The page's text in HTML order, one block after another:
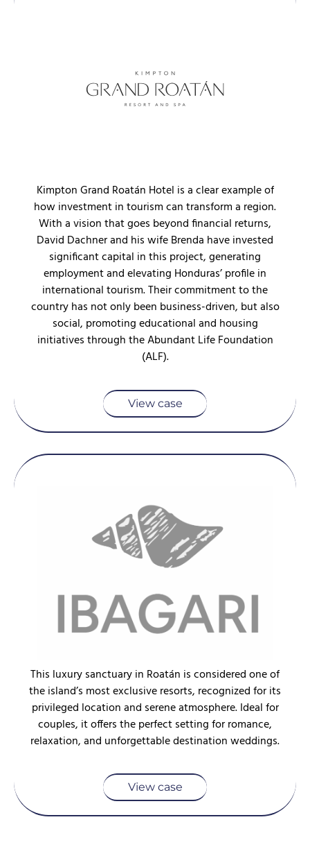
Kimpton Grand Roatán Hotel is a clear example of
how investment in tourism can transform a region.
With a vision that goes beyond financial returns,
David Dachner and his wife Brenda have invested
significant capital in this project, generating
employment and elevating Honduras’ profile in
international tourism. Their commitment to the
country has not only been business-driven, but also
social, promoting educational and housing
initiatives through the Abundant Life Foundation
(ALF).
View case
This luxury sanctuary in Roatán is considered one of
the island’s most exclusive resorts, recognized for its
privileged location and serene atmosphere. Ideal for
couples, it offers the perfect setting for romance,
relaxation, and unforgettable destination weddings.
View case